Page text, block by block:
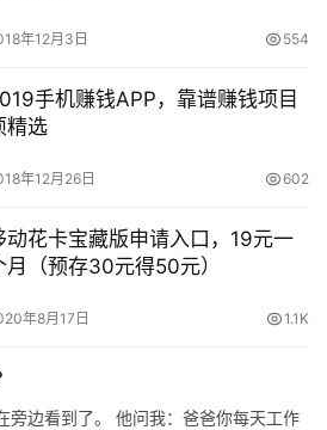
年12月3日 554
手机赚钱APP，靠谱赚钱项目
精选
年12月26日 602
动花卡宝藏版申请入口，19元一
月（预存30元得50元）
年8月17日 1.1K
旁边看到了。 他问我：爸爸你每天工作